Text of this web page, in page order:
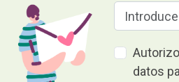
datos